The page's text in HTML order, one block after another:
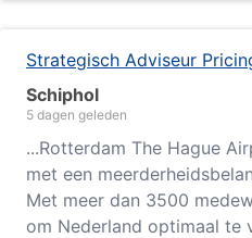
Strategisch Adviseur
Schiphol
5 dagen geleden
...Rotterdam The Hague
met een
Met meer dan 3500
om Nederland optimaal te